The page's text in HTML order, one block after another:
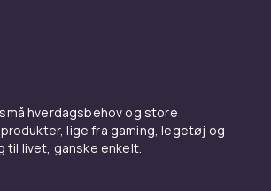
mobiltelefoner. Samtidig kan du
stilfulde mobilsmykker.
hverdagsbehov og store
lige fra gaming, legetøj og
livet, ganske enkelt.